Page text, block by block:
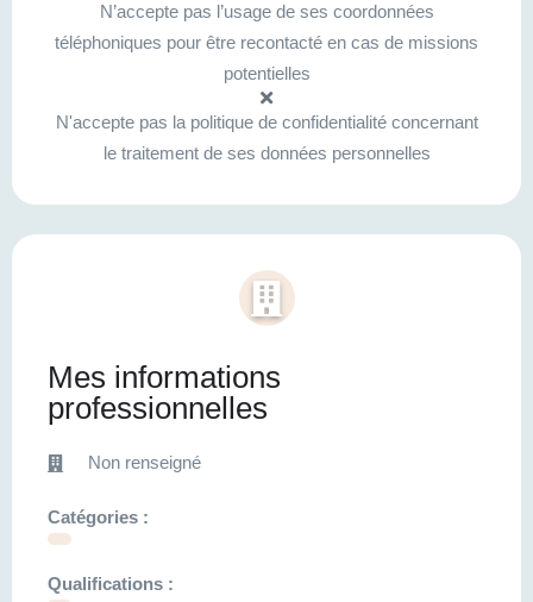
N’accepte pas l’usage de ses coordonnées
téléphoniques pour être recontacté en cas de missions
potentielles
N'accepte pas la politique de confidentialité concernant
le traitement de ses données personnelles
Mes informations
professionnelles
Non renseigné
Catégories :
Qualifications :